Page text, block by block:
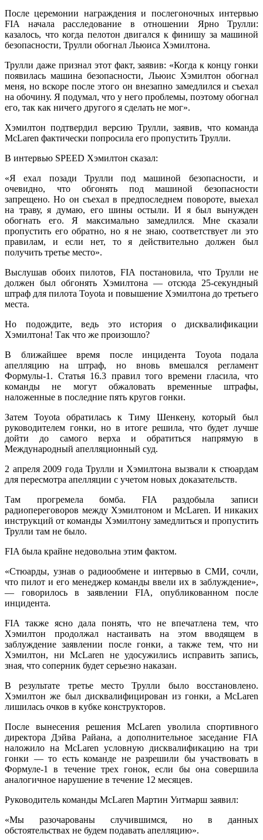
После церемонии награждения и послегоночных интервью
FIA начала расследование в отношении Ярно Трулли:
казалось, что когда пелотон двигался к финишу за машиной
безопасности, Трулли обогнал Льюиса Хэмилтона.
Трулли даже признал этот факт, заявив: «Когда к концу гонки
появилась машина безопасности, Льюис Хэмилтон обогнал
меня, но вскоре после этого он внезапно замедлился и съехал
на обочину. Я подумал, что у него проблемы, поэтому обогнал
его, так как ничего другого я сделать не мог».
Хэмилтон подтвердил версию Трулли, заявив, что команда
McLaren фактически попросила его пропустить Трулли.
В интервью SPEED Хэмилтон сказал:
«Я ехал позади Трулли под машиной безопасности, и
очевидно, что обгонять под машиной безопасности
запрещено. Но он съехал в предпоследнем повороте, выехал
на траву, я думаю, его шины остыли. И я был вынужден
обогнать его. Я максимально замедлился. Мне сказали
пропустить его обратно, но я не знаю, соответствует ли это
правилам, и если нет, то я действительно должен был
получить третье место».
Выслушав обоих пилотов, FIA постановила, что Трулли не
должен был обгонять Хэмилтона — отсюда 25-секундный
штраф для пилота Toyota и повышение Хэмилтона до третьего
места.
Но подождите, ведь это история о дисквалификации
Хэмилтона! Так что же произошло?
В ближайшее время после инцидента Toyota подала
апелляцию на штраф, но вновь вмешался регламент
Формулы-1. Статья 16.3 правил того времени гласила, что
команды не могут обжаловать временные штрафы,
наложенные в последние пять кругов гонки.
Затем Toyota обратилась к Тиму Шенкену, который был
руководителем гонки, но в итоге решила, что будет лучше
дойти до самого верха и обратиться напрямую в
Международный апелляционный суд.
2 апреля 2009 года Трулли и Хэмилтона вызвали к стюардам
для пересмотра апелляции с учетом новых доказательств.
Там прогремела бомба. FIA раздобыла записи
радиопереговоров между Хэмилтоном и McLaren. И никаких
инструкций от команды Хэмилтону замедлиться и пропустить
Трулли там не было.
FIA была крайне недовольна этим фактом.
«Стюарды, узнав о радиообмене и интервью в СМИ, сочли,
что пилот и его менеджер команды ввели их в заблуждение»,
— говорилось в заявлении FIA, опубликованном после
инцидента.
FIA также ясно дала понять, что не впечатлена тем, что
Хэмилтон продолжал настаивать на этом вводящем в
заблуждение заявлении после гонки, а также тем, что ни
Хэмилтон, ни McLaren не удосужились исправить запись,
зная, что соперник будет серьезно наказан.
В результате третье место Трулли было восстановлено.
Хэмилтон же был дисквалифицирован из гонки, а McLaren
лишилась очков в кубке конструкторов.
После вынесения решения McLaren уволила спортивного
директора Дэйва Райана, а дополнительное заседание FIA
наложило на McLaren условную дисквалификацию на три
гонки — то есть команде не разрешили бы участвовать в
Формуле-1 в течение трех гонок, если бы она совершила
аналогичное нарушение в течение 12 месяцев.
Руководитель команды McLaren Мартин Уитмарш заявил:
«Мы разочарованы случившимся, но в данных
обстоятельствах не будем подавать апелляцию».